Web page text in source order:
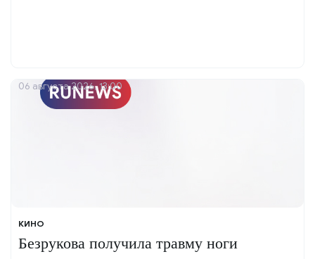
КИНО
Безрукова получила травму ноги
06 августа 2026, 13:00